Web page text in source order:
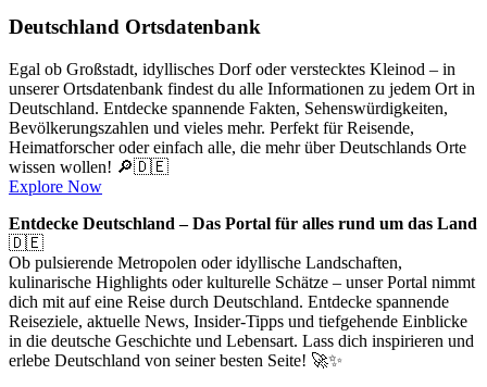
Deutschland Ortsdatenbank
Egal ob Großstadt, idyllisches Dorf oder verstecktes Kleinod – in
unserer Ortsdatenbank findest du alle Informationen zu jedem Ort in
Deutschland. Entdecke spannende Fakten, Sehenswürdigkeiten,
Bevölkerungszahlen und vieles mehr. Perfekt für Reisende,
Heimatforscher oder einfach alle, die mehr über Deutschlands Orte
wissen wollen! 🔎🇩🇪
Explore Now
Entdecke Deutschland – Das Portal für alles rund um das Land
🇩🇪
Ob pulsierende Metropolen oder idyllische Landschaften,
kulinarische Highlights oder kulturelle Schätze – unser Portal nimmt
dich mit auf eine Reise durch Deutschland. Entdecke spannende
Reiseziele, aktuelle News, Insider-Tipps und tiefgehende Einblicke
in die deutsche Geschichte und Lebensart. Lass dich inspirieren und
erlebe Deutschland von seiner besten Seite! 🚀✨